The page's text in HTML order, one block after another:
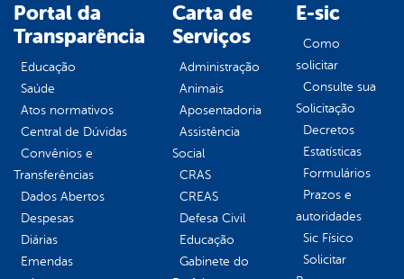
Portal da
Transparência
Educação
Saúde
Atos normativos
Central de Dúvidas
Convênios e
Transferências
Dados Abertos
Despesas
Diárias
Emendas
Carta de
Serviços
Administração
Animais
Aposentadoria
Assistência
Social
CRAS
CREAS
Defesa Civil
Educação
Gabinete do
E-sic
Como
solicitar
Consulte sua
Solicitação
Decretos
Estatísticas
Formulários
Prazos e
autoridades
Sic Físico
Solicitar